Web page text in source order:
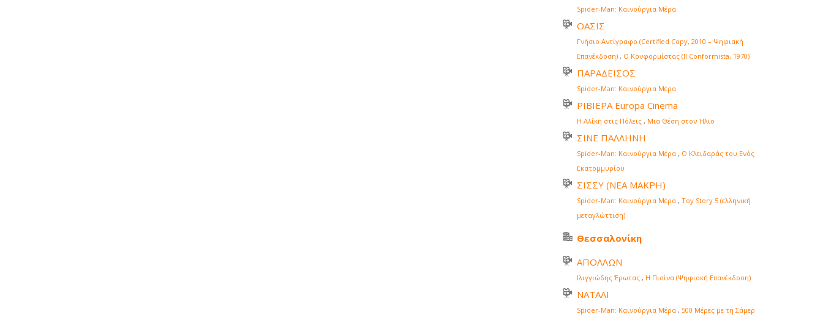
Spider-Man: Καινούργια Μέρα
ΟΑΣΙΣ
Γνήσιο Αντίγραφο (Certified Copy, 2010 – Ψηφιακή
Επανέκδοση) , Ο Κονφορμίστας (Il Conformista, 1970)
ΠΑΡΑΔΕΙΣΟΣ
Spider-Man: Καινούργια Μέρα
ΡΙΒΙΕΡΑ Europa Cinema
Η Αλίκη στις Πόλεις , Μια Θέση στον Ήλιο
ΣΙΝΕ ΠΑΛΛΗΝΗ
Spider-Man: Καινούργια Μέρα , Ο Κλειδαράς του Ενός
Εκατομμυρίου
ΣΙΣΣΥ (ΝΕΑ ΜΑΚΡΗ)
Spider-Man: Καινούργια Μέρα , Toy Story 5 (ελληνική
μεταγλώττιση)
Θεσσαλονίκη
ΑΠΟΛΛΩΝ
Ιλιγγιώδης Έρωτας , Η Πισίνα (Ψηφιακή Επανέκδοση)
ΝΑΤΑΛΙ
Spider-Man: Καινούργια Μέρα , 500 Μέρες με τη Σάμερ